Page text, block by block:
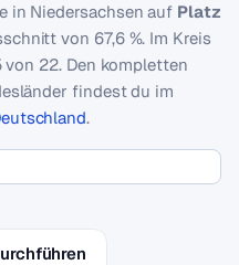
in Niedersachsen auf Platz
von 67,6 %. Im Kreis
22. Den kompletten
findest du im
.